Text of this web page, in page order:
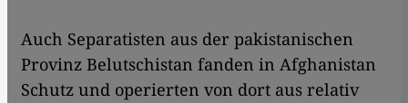
Auch Separatisten aus der pakistanischen
Provinz Belutschistan fanden in Afghanistan
Schutz und operierten von dort aus relativ